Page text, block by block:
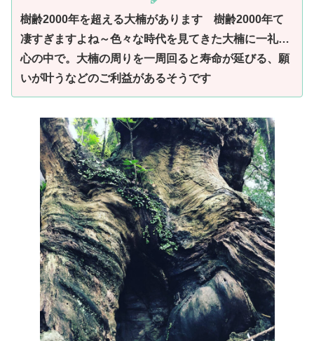
樹齢2000年を超える大楠があります 樹齢2000年て
凄すぎますよね～色々な時代を見てきた大楠に一礼…
心の中で。大楠の周りを一周回ると寿命が延びる、願
いが叶うなどのご利益があるそうです